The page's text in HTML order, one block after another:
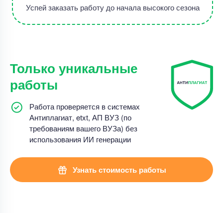
Успей заказать работу до начала высокого сезона
Только уникальные
работы
Работа проверяется в системах
Антиплагиат, etxt, АП ВУЗ (по
требованиям вашего ВУЗа) без
использования ИИ генерации
Узнать стоимость работы